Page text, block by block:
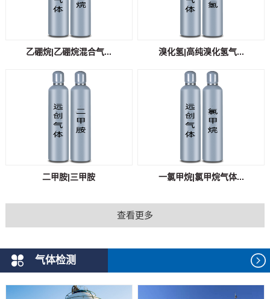
乙硼烷|乙硼烷混合气... 溴化氢|高纯溴化氢气...
二甲胺|三甲胺 一氯甲烷|氯甲烷气体...
查看更多
气体检测